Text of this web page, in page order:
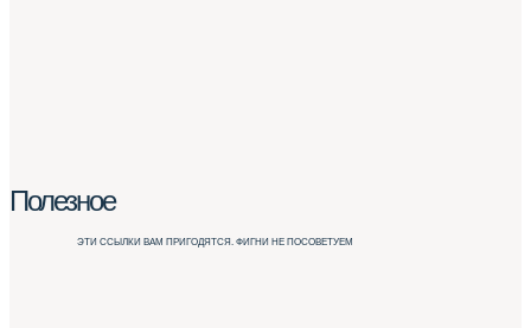
Полезное
ЭТИ ССЫЛКИ ВАМ ПРИГОДЯТСЯ. ФИГНИ НЕ ПОСОВЕТУЕМ